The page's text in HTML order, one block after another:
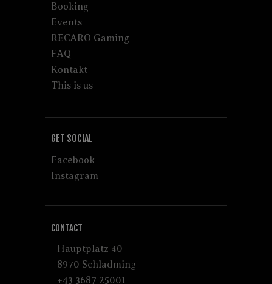
Booking
Events
RECARO Gaming
FAQ
Kontakt
This is us
GET SOCIAL
Facebook
Instagram
CONTACT
Hauptplatz 40
8970 Schladming
+43 3687 25001